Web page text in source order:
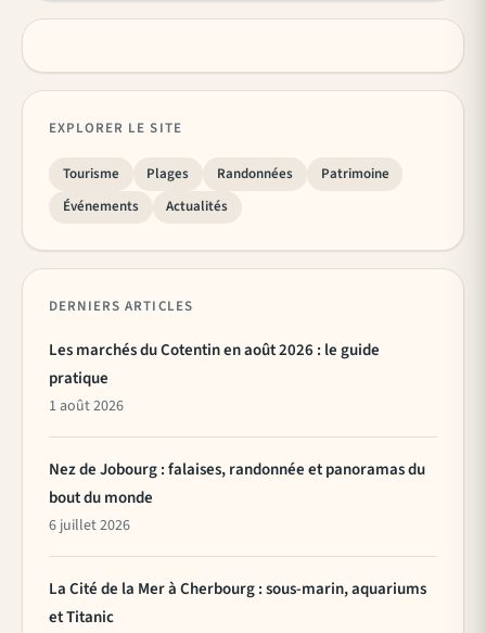
EXPLORER LE SITE
Tourisme Plages Randonnées
Patrimoine
Événements
Actualités
DERNIERS ARTICLES
Les marchés du Cotentin en août 2026 : le guide
pratique
1 août 2026
Nez de Jobourg : falaises, randonnée et panoramas du
bout du monde
6 juillet 2026
La Cité de la Mer à Cherbourg : sous-marin, aquariums
et Titanic